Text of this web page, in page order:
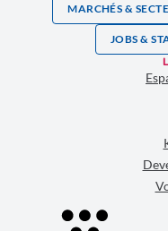
MARCHÉS &
JOBS &